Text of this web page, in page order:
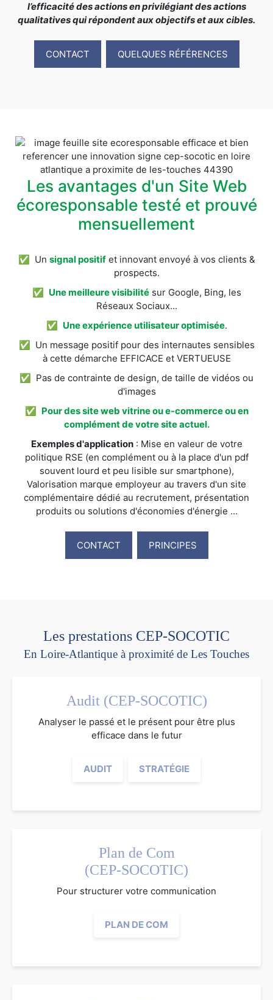
l’efficacité des actions en privilégiant des actions
qualitatives qui répondent aux objectifs et aux cibles.
CONTACT QUELQUES RÉFÉRENCES
Les avantages d'un Site Web
écoresponsable testé et prouvé
mensuellement
✅ Un signal positifet innovant envoyé à vos clients &
prospects.
✅ Une meilleure visibilitésur Google, Bing, les
Réseaux Sociaux...
✅ Une expérience utilisateur optimisée.
✅ Un message positif pour des internautes sensibles
à cette démarche EFFICACE et VERTUEUSE
✅ Pas de contrainte de design, de taille de vidéos ou
d'images
✅ Pour des site web vitrine ou e-commerce ou en
complément de votre site actuel.
Exemples d'application: Mise en valeur de votre
politique RSE (en complément ou à la place d'un pdf
souvent lourd et peu lisible sur smartphone),
Valorisation marque employeur au travers d'un site
complémentaire dédié au recrutement, présentation
produits ou solutions d'économies d'énergie ...
CONTACT PRINCIPES
Les prestations CEP-SOCOTIC
En Loire-Atlantique à proximité de Les Touches
Audit (CEP-SOCOTIC)
Analyser le passé et le présent pour être plus
efficace dans le futur
AUDIT STRATÉGIE
Plan de Com
(CEP-SOCOTIC)
Pour structurer votre communication
PLAN DE COM